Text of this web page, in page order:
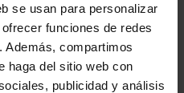
se usan para personalizar
funciones de redes
Además, compartimos
haga del sitio web con
publicidad y análisis